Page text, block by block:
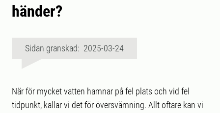
händer?
Sidan granskad: 2025-03-24
När för mycket vatten hamnar på fel plats och vid fel
tidpunkt, kallar vi det för översvämning. Allt oftare kan vi